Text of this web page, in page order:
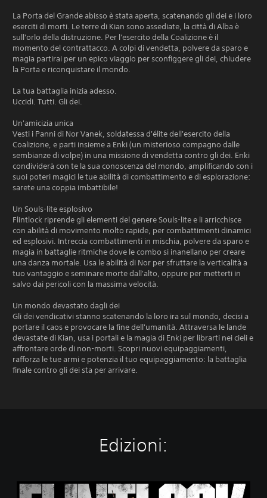
La Porta del Grande abisso è stata aperta, scatenando gli dei e i loro
eserciti di morti. Le terre di Kian sono assediate, la città di Alba è
sull'orlo della distruzione. Per l'esercito della Coalizione è il
momento del contrattacco. A colpi di vendetta, polvere da sparo e
magia partirai per un epico viaggio per sconfiggere gli dei, chiudere
la Porta e riconquistare il mondo.
La tua battaglia inizia adesso.
Uccidi. Tutti. Gli dei.
Un'amicizia unica
Vesti i Panni di Nor Vanek, soldatessa d'élite dell'esercito della
Coalizione, e parti insieme a Enki (un misterioso compagno dalle
sembianze di volpe) in una missione di vendetta contro gli dei. Enki
condividerà con te la sua conoscenza del mondo, amplificando con i
suoi poteri magici le tue abilità di combattimento e di esplorazione:
sarete una coppia imbattibile!
Un Souls-lite esplosivo
Flintlock riprende gli elementi del genere Souls-lite e li arricchisce
con abilità di movimento molto rapide, per combattimenti dinamici
ed esplosivi. Intreccia combattimenti in mischia, polvere da sparo e
magia in battaglie ritmiche dove le combo si inanellano per creare
una danza mortale. Usa le abilità di Nor per sfruttare la verticalità a
tuo vantaggio e seminare morte dall'alto, oppure per metterti in
salvo dai pericoli con la massima velocità.
Un mondo devastato dagli dei
Gli dei vendicativi stanno scatenando la loro ira sul mondo, decisi a
portare il caos e provocare la fine dell'umanità. Attraversa le lande
devastate di Kian, usa i portali e la magia di Enki per librarti nei cieli e
affrontare orde di non-morti. Scopri nuovi equipaggiamenti,
rafforza le tue armi e potenzia il tuo equipaggiamento: la battaglia
finale contro gli dei sta per arrivare.
Edizioni:
S